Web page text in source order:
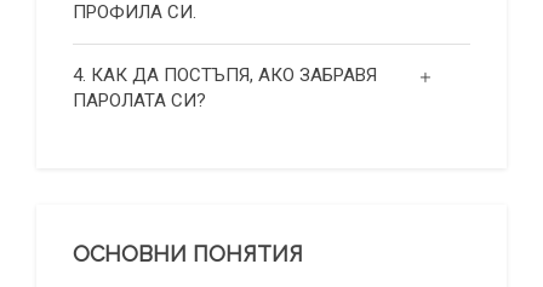
ПРОФИЛА СИ.
4. КАК ДА ПОСТЪПЯ, АКО ЗАБРАВЯ
ПАРОЛАТА СИ?
ОСНОВНИ ПОНЯТИЯ